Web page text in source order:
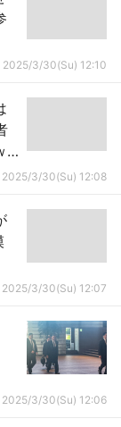
2025/3/30(Su) 12:10
2025/3/30(Su) 12:08
2025/3/30(Su) 12:07
2025/3/30(Su) 12:06